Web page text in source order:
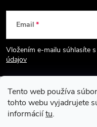
Tento web používa
tohto webu vyjadrujete
informáciítu.
Z
á
p
ä
Email
Vložením e-mailu súhlasíte s
údajov